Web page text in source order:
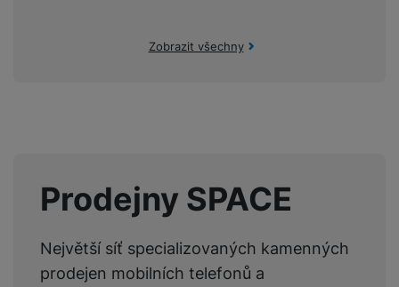
Zobrazit všechny
Prodejny SPACE
Největší síť specializovaných kamenných
prodejen mobilních telefonů a